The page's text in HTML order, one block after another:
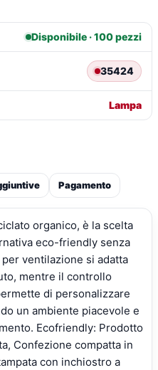
Disponibile · 100 pezzi
35424
Lampa
Pagamento
organico, è la scelta
eco-friendly senza
ventilazione si adatta
mentre il controllo
di personalizzare
un ambiente piacevole e
Ecofriendly: Prodotto
Confezione compatta in
con inchiostro a